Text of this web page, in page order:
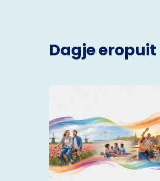
Dagje eropuit